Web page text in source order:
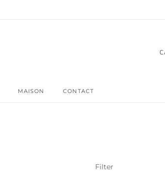
MAISON CONTACT
Filter